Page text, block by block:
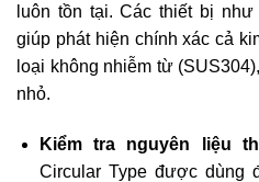
luôn tồn tại. Các thiết bị
giúp phát hiện chính xác cả
loại không nhiễm từ
nhỏ.
Kiểm tra nguyên liệu
Circular Type được dùng